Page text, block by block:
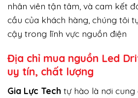
nhân viên tận tâm, và cam kết
cầu của khách hàng, chúng tôi
cậy trong lĩnh vực nguồn điện
Địa chỉ mua nguồn Led
uy tín, chất lượng
Gia Lực Tech tự hào là nơi